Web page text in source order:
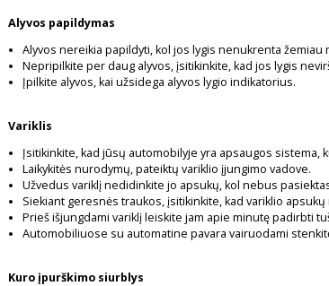
Alyvos papildymas
Alyvos nereikia papildyti, kol jos lygis nenukrenta žemiau
Nepripilkite per daug alyvos, įsitikinkite, kad jos lygis
Įpilkite alyvos, kai užsidega alyvos lygio indikatorius.
Variklis
Įsitikinkite, kad jūsų automobilyje yra apsaugos
Laikykitės nurodymų, pateiktų variklio įjungimo vadove.
Užvedus variklį nedidinkite jo apsukų, kol nebus
Siekiant geresnės traukos, įsitikinkite, kad variklio
Prieš išjungdami variklį leiskite jam apie minutę padirbti
Automobiliuose su automatine pavara vairuodami
Kuro įpurškimo siurblys